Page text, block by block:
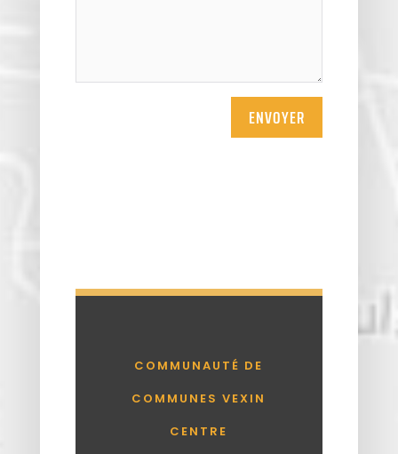
ENVOYER
COMMUNAUTÉ DE
COMMUNES VEXIN
CENTRE